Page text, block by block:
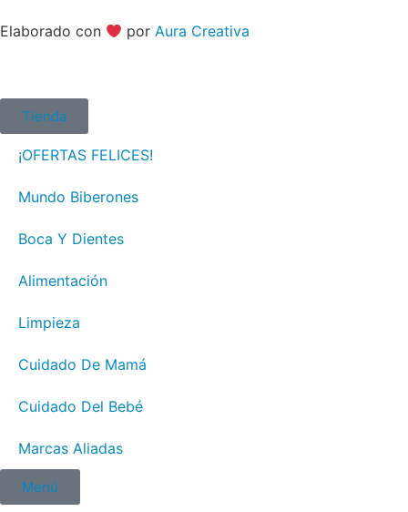
Elaborado con por Aura Creativa
Tienda
¡OFERTAS FELICES!
Mundo Biberones
Boca Y Dientes
Alimentación
Limpieza
Cuidado De Mamá
Cuidado Del Bebé
Marcas Aliadas
Menú